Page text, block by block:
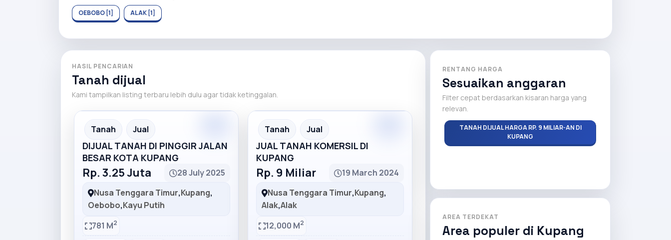
OEBOBO [1] ALAK [1]
HASIL PENCARIAN
Tanah dijual
Kami tampilkan listing terbaru lebih dulu agar tidak ketinggalan.
Recommended
Tanah Jual
DIJUAL TANAH DI PINGGIR JALAN
BESAR KOTA KUPANG
Rp. 3.25 Juta
28 July 2025
Nusa Tenggara Timur,Kupang,
Oebobo,Kayu Putih
781 M2
Tanah Jual
JUAL TANAH KOMERSIL DI
KUPANG
Rp. 9 Miliar
19 March 2024
Nusa Tenggara Timur,Kupang,
Alak,Alak
12,000 M2
RENTANG HARGA
Sesuaikan anggaran
Filter cepat berdasarkan kisaran harga yang
relevan.
TANAH DIJUAL HARGA RP. 9 MILIAR-AN DI
KUPANG
AREA TERDEKAT
Area populer di Kupang